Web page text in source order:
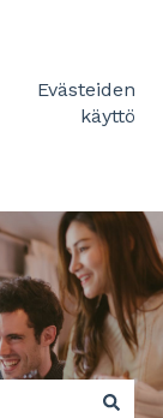
Evästeiden
käyttö